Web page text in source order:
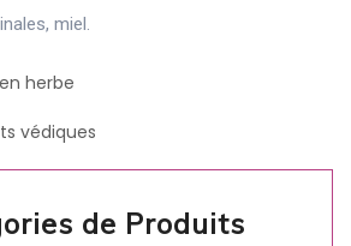
miel.
herbe
védiques
de Produits